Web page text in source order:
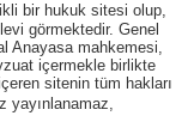
bir hukuk sitesi olup,
görmektedir. Genel
Anayasa mahkemesi,
içermekle birlikte
sitenin tüm hakları
yayınlanamaz,